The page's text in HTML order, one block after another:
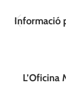
Informació
L’Oficina